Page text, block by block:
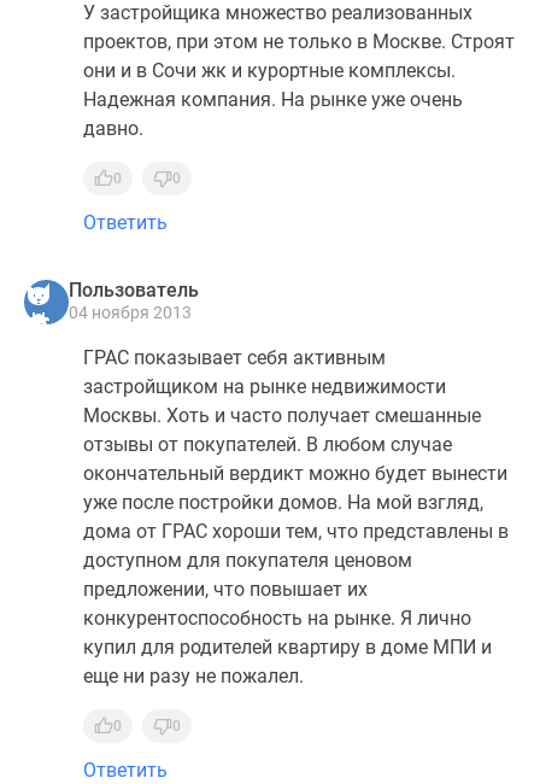
У застройщика множество реализованных
проектов, при этом не только в Москве. Строят
они и в Сочи жк и курортные комплексы.
Надежная компания. На рынке уже очень
давно.
0 0
Ответить
Пользователь
04 ноября 2013
ГРАС показывает себя активным
застройщиком на рынке недвижимости
Москвы. Хоть и часто получает смешанные
отзывы от покупателей. В любом случае
окончательный вердикт можно будет вынести
уже после постройки домов. На мой взгляд,
дома от ГРАС хороши тем, что представлены в
доступном для покупателя ценовом
предложении, что повышает их
конкурентоспособность на рынке. Я лично
купил для родителей квартиру в доме МПИ и
еще ни разу не пожалел.
0 0
Ответить